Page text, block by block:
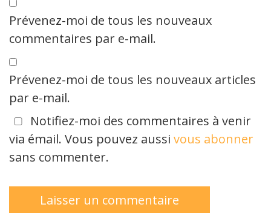
Prévenez-moi de tous les nouveaux
commentaires par e-mail.
Prévenez-moi de tous les nouveaux articles
par e-mail.
Notifiez-moi des commentaires à venir
via émail. Vous pouvez aussi vous abonner
sans commenter.